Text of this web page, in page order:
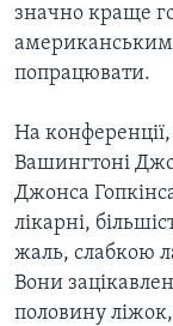
значно краще
попрацювати.
На
Вашингтоні
Джонса
лікарні,
жаль, слабкою
Вони
половину